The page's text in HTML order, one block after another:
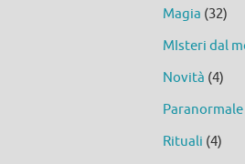
Magia (32)
MIsteri dal
Novità (4)
Paranormale
Rituali (4)